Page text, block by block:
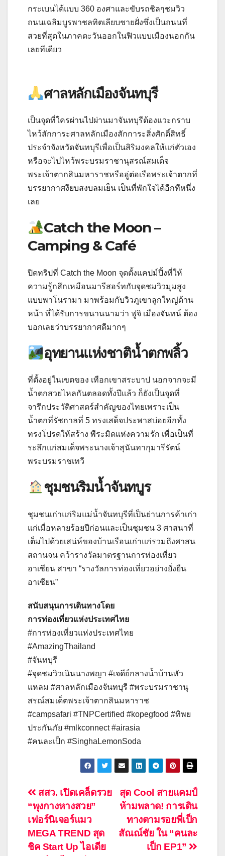
กระเบนได้แบบ 360 องศาและขับรถชิลๆชมวิว
ถนนเฉลิมบูรพาชลทิตเลียบชายฝั่งซึ่งเป็นถนนที่
สวยที่สุดในภาคตะวันออกในฟิวแบบเมืองนอกกัน
เลยทีเดียว
ศาลหลักเมืองจันทบุรี
เป็นจุดที่ใครผ่านไปผ่านมาจันทบุรีต้องแวะกราบ
ไหว้สักการะศาลหลักเมืองสักการะสิ่งศักดิ์สิทธิ์
ประจำจังหวัดจันทบุรีเพื่อเป็นสิริมงคลให้แก่ตัวเอง
หรือจะไปไหว้พระบรมราชานุสรณ์สมเด็จ
พระเจ้าตากสินมหาราชหรืออู่ต่อเรือพระเจ้าตากที่
บรรยากาศงียบสงบลมเย็น เป็นที่พักใจได้อีกทีหนึ่ง
เลย
Catch the Moon –
Camping & Café
ปิดทริปที่ Catch the Moon จุดตั้งแคปม์ปิ้งที่ให้
ความรู้กสึกเหมือนมารีสอร์ทกับจุดชมวิวมุมสูง
แบบพาโนรามา มาพร้อมกับวิวภูเขาลูกใหญ่ด้าน
หน้า ที่ได้รับการขนานนามว่า ฟูจิ เมืองจันทน์ ต้อง
บอกเลยว่าบรรยากาศดีมากๆ
อุทยานแห่งชาติน้ำตกพลิ้ว
ที่ตั้งอยู่ในเขตของ เทือกเขาสระบาป นอกจากจะมี
น้ำตกสวยไหลกันตลอดทั้งปีแล้ว ก็ยังเป็นจุดที่
จารึกประวัติศาสตร์สำคัญของไทยเพราะเป็น
น้ำตกที่รัชกาลที่ 5 ทรงเสด็จประพาสบ่อยอีกทั้ง
ทรงโปรดให้สร้าง พีระมิดแห่งความรัก เพื่อเป็นที่
ระลึกแก่สมเด็จพระนางเจ้าสุนันทากุมารีรัตน์
พระบรมราชเทวี
ชุมชนริมน้ำจันทบูร
ชุมชนเก่าแก่ริมแม่น้ำจันทบุรีที่เป็นย่านการค้าเก่า
แก่เมื่อหลายร้อยปีก่อนและเป็นชุมชน 3 ศาสนาที่
เต็มไปด้วยเสน่ห์ของบ้านเรือนเก่าแก่รวมถึงศาสน
สถานจน คว้ารางวัลมาตรฐานการท่องเที่ยว
อาเซียน สาขา “รางวัลการท่องเที่ยวอย่างยั่งยืน
อาเซียน”
สนับสนุนการเดินทางโดย
การท่องเที่ยวแห่งประเทศไทย
#การท่องเที่ยวแห่งประเทศไทย
#AmazingThailand
#จันทบุรี
#จุดชมวิวเนินนางพญา #เจดีย์กลางน้ำบ้านหัว
แหลม #ศาลหลักเมืองจันทบุรี #พระบรมราชานุ
สรณ์สมเด็ตพระเจ้าตากสินมหาราช
#campsafari #TNPCertified #kopegfood #ทิพย
ประกันภัย #mlkconnect #airasia
#คนละเป็ก #SinghaLemonSoda
แนะแนว
เรื่อง
สุด Cool สายแคมป์
ห้ามพลาด! การเดิน
ทางตามรอยพี่เป็ก
สัณณ์ชัย ใน “คนละ
เป็ก EP1”
สสว. เปิดเคล็ดรวย
“พุงกางหางสวย”
เฟอร์นิเจอร์แมว
MEGA TREND สุด
ชิค Start Up ไอเดีย